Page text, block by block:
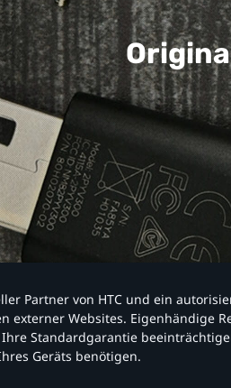
Partner von HTC und ein
externer Websites. Eigenhändige
Standardgarantie
Geräts benötigen.​